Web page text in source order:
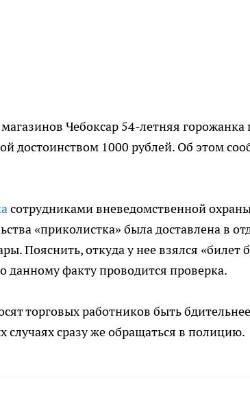
Чебоксар 54-летняя горожанка
достоинством 1000 рублей. Об этом
сотрудниками вневедомственной
«приколистка» была доставлена в
Пояснить, откуда у нее взялся
данному факту проводится проверка.
торговых работников быть
случаях сразу же обращаться в полицию.